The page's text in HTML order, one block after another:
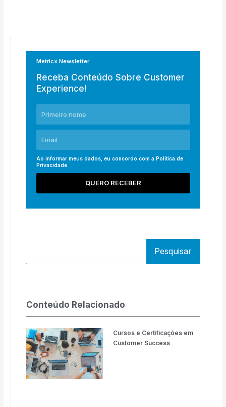
Metricx Newsletter
Receba Conteúdo Sobre Customer
Experience!
Ao informar meus dados, eu concordo com aPolítica de
Privacidade
QUERO RECEBER
Pesquisar
Conteúdo Relacionado
Cursos e Certificações em
Customer Success